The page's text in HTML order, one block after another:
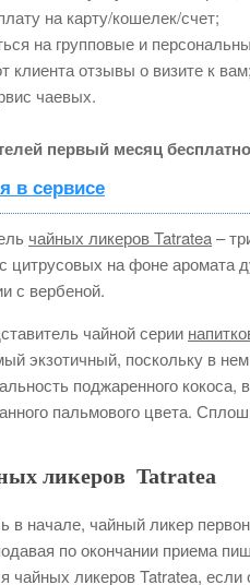
на карту/кошелек/счет;
на групповые и
отзывы о визите к
чаевых.
первый месяц
в сервисе
чайных ликеров Tatratea–
цитрусовых на фоне аромата
с вербеной.
чайной серии
экзотичный, поскольку в
поджаренного
пальмового цвета.
ликеров Tatratea
в начале, чайный ликер
по окончании приема
чайных ликеров Tatratea,